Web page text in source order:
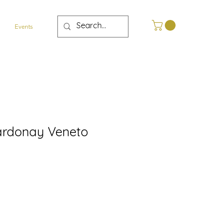
Events
Veneto